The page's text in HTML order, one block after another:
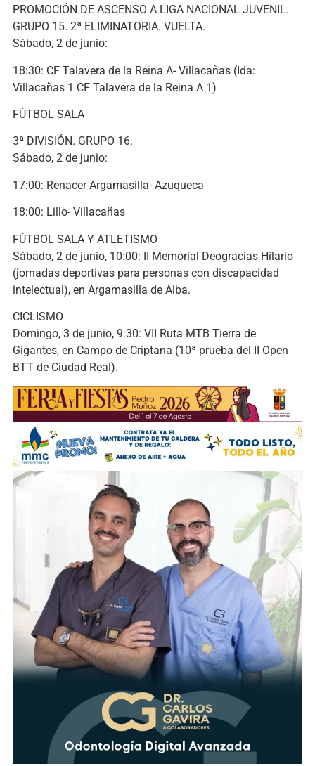
PROMOCIÓN DE ASCENSO A LIGA NACIONAL JUVENIL.
GRUPO 15. 2ª ELIMINATORIA. VUELTA.
Sábado, 2 de junio:
18:30: CF Talavera de la Reina A- Villacañas (Ida:
Villacañas 1 CF Talavera de la Reina A 1)
FÚTBOL SALA
3ª DIVISIÓN. GRUPO 16.
Sábado, 2 de junio:
17:00: Renacer Argamasilla- Azuqueca
18:00: Lillo- Villacañas
FÚTBOL SALA Y ATLETISMO
Sábado, 2 de junio, 10:00: II Memorial Deogracias Hilario
(jornadas deportivas para personas con discapacidad
intelectual), en Argamasilla de Alba.
CICLISMO
Domingo, 3 de junio, 9:30: VII Ruta MTB Tierra de
Gigantes, en Campo de Criptana (10ª prueba del II Open
BTT de Ciudad Real).